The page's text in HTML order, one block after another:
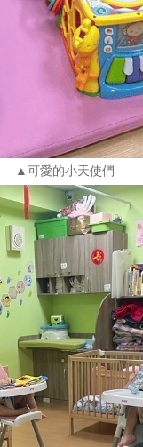
▲可愛的小天使們